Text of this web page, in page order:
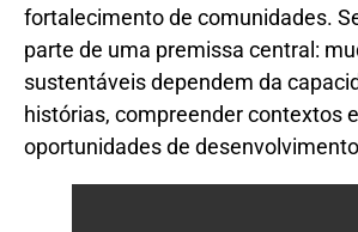
fortalecimento de comunidades.
parte de uma premissa central:
sustentáveis dependem da
histórias, compreender contextos
oportunidades de